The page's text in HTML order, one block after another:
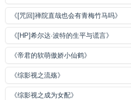
《[咒回]禅院直哉也会有青梅竹马吗》
《[HP]希尔达·波特的生平与谎言》
《帝君的软萌傲娇小仙鹤》
《综影视之流殇》
《综影视之成为女配》